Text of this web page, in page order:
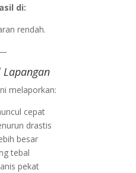
di:
rendah.
Lapangan
melaporkan:
cepat
drastis
besar
tebal
pekat